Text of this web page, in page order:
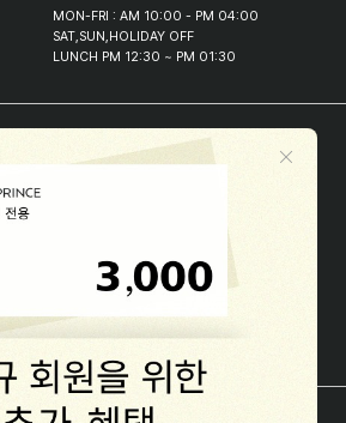
MON-FRI : AM 10:00 - PM 04:00
SAT,SUN,HOLIDAY OFF
LUNCH PM 12:30 ~ PM 01:30
린스
울종로-1384 호[사업자정보확인]